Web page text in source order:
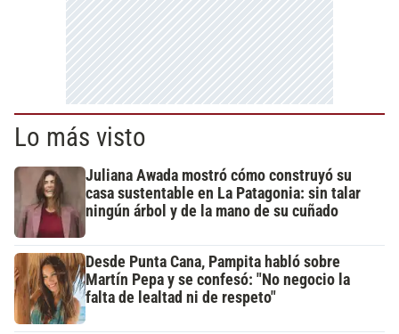
Lo más visto
Juliana Awada mostró cómo construyó su
casa sustentable en La Patagonia: sin talar
ningún árbol y de la mano de su cuñado
Desde Punta Cana, Pampita habló sobre
Martín Pepa y se confesó: "No negocio la
falta de lealtad ni de respeto"